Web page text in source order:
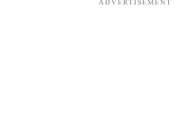
ADVERTISEMENT